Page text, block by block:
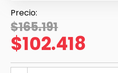
$165.191
$102.418